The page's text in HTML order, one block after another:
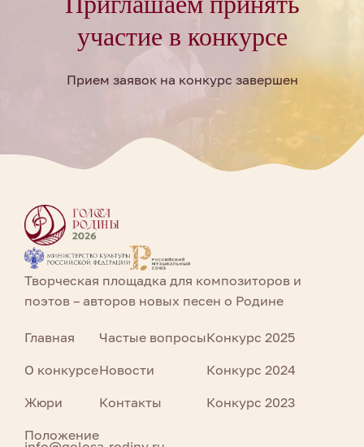
участие в конкурсе
Прием заявок на конкурс завершен
Творческая площадка для композиторов и
поэтов – авторов новых песен о Родине
Главная
О конкурсе
Жюри
Положение
Частые вопросы
Новости
Контакты
Конкурс 2025
Конкурс 2024
Конкурс 2023